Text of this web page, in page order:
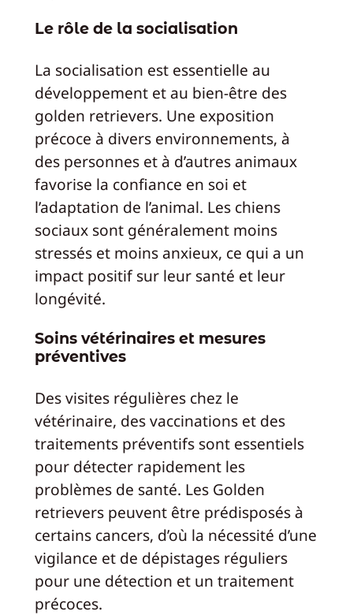
Le rôle de la socialisation
La socialisation est essentielle au
développement et au bien-être des
golden retrievers. Une exposition
précoce à divers environnements, à
des personnes et à d’autres animaux
favorise la confiance en soi et
l’adaptation de l’animal. Les chiens
sociaux sont généralement moins
stressés et moins anxieux, ce qui a un
impact positif sur leur santé et leur
longévité.
Soins vétérinaires et mesures
préventives
Des visites régulières chez le
vétérinaire, des vaccinations et des
traitements préventifs sont essentiels
pour détecter rapidement les
problèmes de santé. Les Golden
retrievers peuvent être prédisposés à
certains cancers, d’où la nécessité d’une
vigilance et de dépistages réguliers
pour une détection et un traitement
précoces.